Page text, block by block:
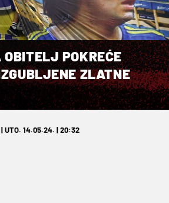
POKREĆE
ZLATNE
UTO. 14.05.24. | 20:32